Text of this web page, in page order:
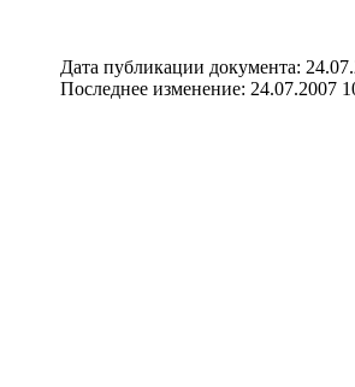
Дата публикации документа:
Последнее изменение: 24.07.2007